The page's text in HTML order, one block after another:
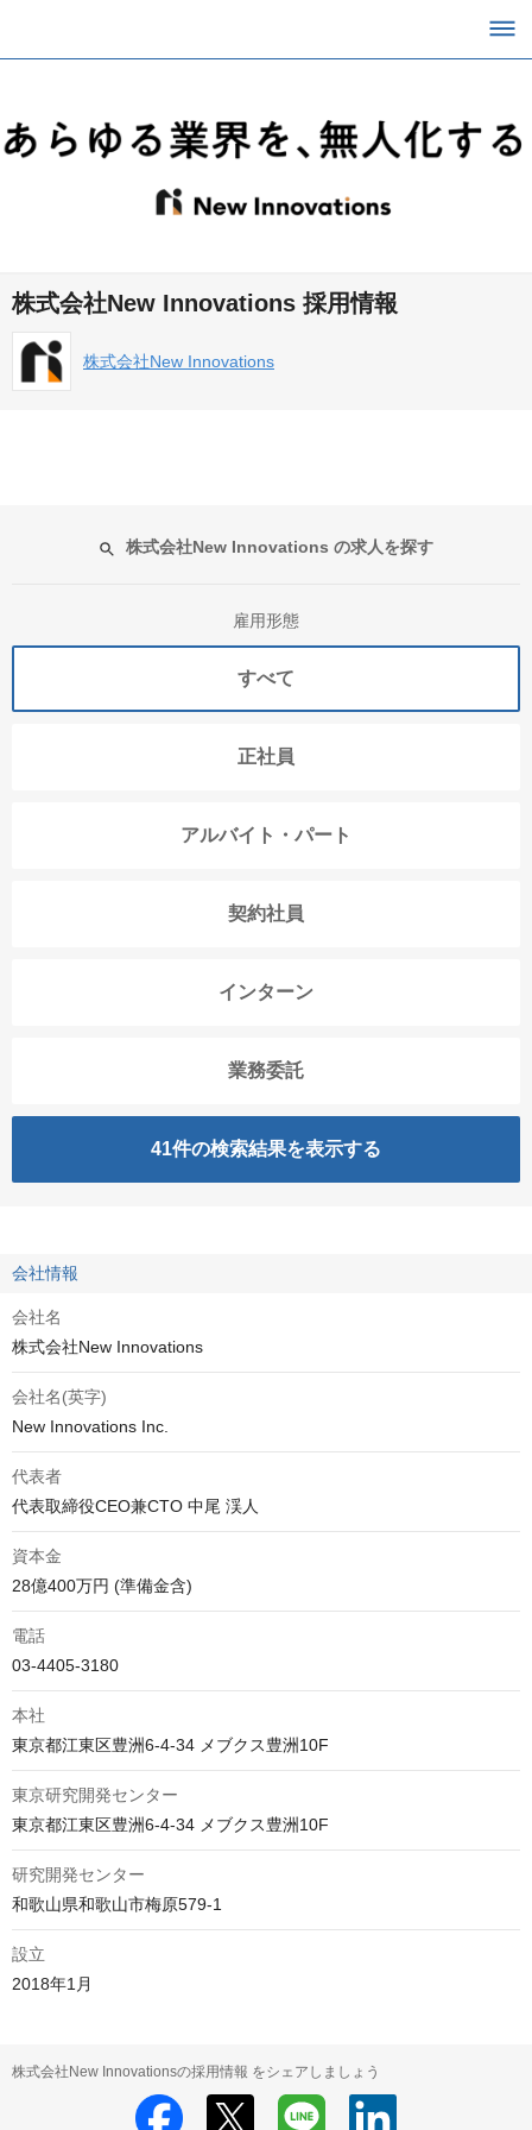
株式会社New Innovations 採用情報
株式会社New Innovations
株式会社New Innovations の求人を探す
雇用形態
すべて
正社員
アルバイト・パート
契約社員
インターン
業務委託
41件の検索結果を表示する
会社情報
会社名
株式会社New Innovations
会社名(英字)
New Innovations Inc.
代表者
代表取締役CEO兼CTO 中尾 渓人
資本金
28億400万円 (準備金含)
電話
03-4405-3180
本社
東京都江東区豊洲6-4-34 メブクス豊洲10F
東京研究開発センター
東京都江東区豊洲6-4-34 メブクス豊洲10F
研究開発センター
和歌山県和歌山市梅原579-1
設立
2018年1月
株式会社New Innovationsの採用情報 をシェアしましょう